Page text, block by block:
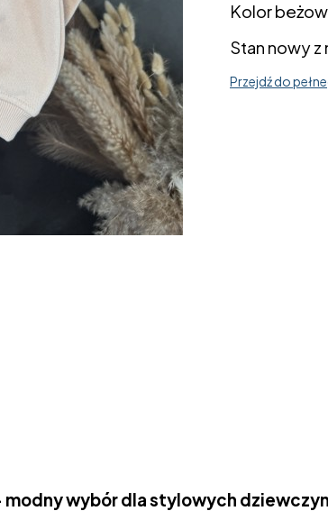
Kolor
Stan nowy
Przejdź do
modny wybór dla stylowych